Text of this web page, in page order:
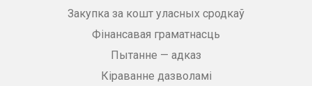
Закупка за кошт уласных сродкаў
Фінансавая граматнасць
Пытанне — адказ
Кіраванне дазволамі